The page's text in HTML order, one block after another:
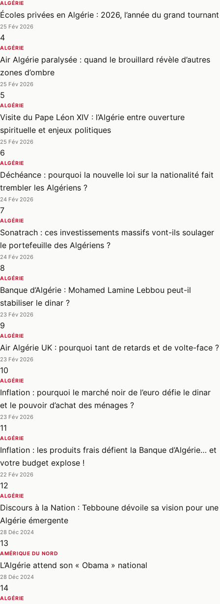
ALGÉRIE
Écoles privées en Algérie : 2026, l’année du grand tournant
25 Fév 2026
4
ALGÉRIE
Air Algérie paralysée : quand le brouillard révèle d’autres
zones d’ombre
25 Fév 2026
5
ALGÉRIE
Visite du Pape Léon XIV : l’Algérie entre ouverture
spirituelle et enjeux politiques
25 Fév 2026
6
ALGÉRIE
Déchéance : pourquoi la nouvelle loi sur la nationalité fait
trembler les Algériens ?
24 Fév 2026
7
ALGÉRIE
Sonatrach : ces investissements massifs vont-ils soulager
le portefeuille des Algériens ?
24 Fév 2026
8
ALGÉRIE
Banque d’Algérie : Mohamed Lamine Lebbou peut-il
stabiliser le dinar ?
23 Fév 2026
9
ALGÉRIE
Air Algérie UK : pourquoi tant de retards et de volte-face ?
23 Fév 2026
10
ALGÉRIE
Inflation : pourquoi le marché noir de l’euro défie le dinar
et le pouvoir d’achat des ménages ?
23 Fév 2026
11
ALGÉRIE
Inflation : les produits frais défient la Banque d’Algérie… et
votre budget explose !
22 Fév 2026
12
ALGÉRIE
Discours à la Nation : Tebboune dévoile sa vision pour une
Algérie émergente
28 Déc 2024
13
AMÉRIQUE DU NORD
L’Algérie attend son « Obama » national
28 Déc 2024
14
ALGÉRIE